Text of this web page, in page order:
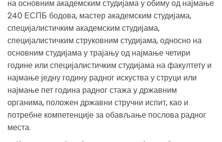
на основним академским студијама у обиму од најмање
240 ЕСПБ бодова, мастер академским студијама,
специјалистичким академским студијама,
специјалистичким струковним студијама, односно на
основним студијама у трајању од најмање четири
године или специјалистичким студијама на факултету и
најмање једну годину радног искуства у струци или
најмање пет година радног стажа у државним
органима, положен државни стручни испит, као и
потребне компетенције за обављање послова радног
места.